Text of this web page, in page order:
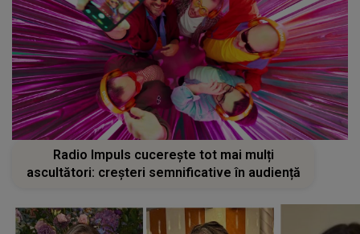
Radio Impuls cucerește tot mai mulți
ascultători: creșteri semnificative în audiență